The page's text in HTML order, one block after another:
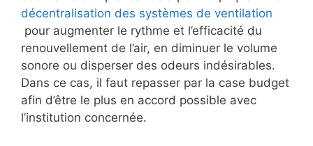
décentralisation des systèmes de ventilation
pour augmenter le rythme et l’efficacité du
renouvellement de l’air, en diminuer le volume
sonore ou disperser des odeurs indésirables.
Dans ce cas, il faut repasser par la case budget
afin d’être le plus en accord possible avec
l’institution concernée.